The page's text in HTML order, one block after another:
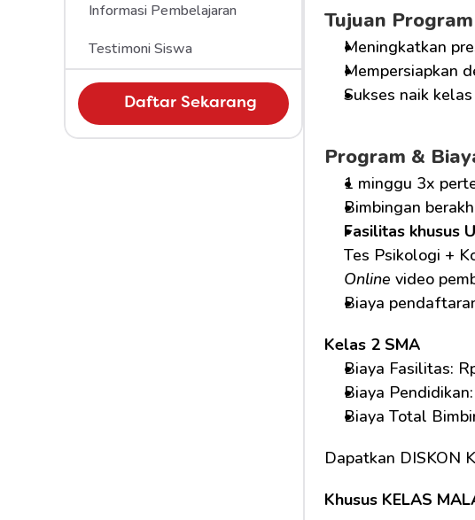
Informasi Pembelajaran
Testimoni Siswa
Daftar Sekarang
Tujuan Program
Meningkatkan
Mempersiapkan
Sukses naik
Program &
1 minggu 3x
Bimbingan
Fasilitas khusus
Tes Psikologi +
Online video
Biaya
Kelas 2 SMA
Biaya Fasilitas:
Biaya
Biaya Total
Dapatkan DISKON
Khusus KELAS